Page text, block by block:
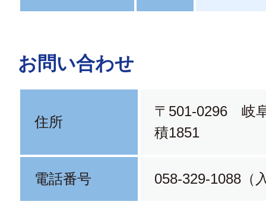
お問い合わせ
住所
〒501-0296 岐
積1851
電話番号 058-329-1088（